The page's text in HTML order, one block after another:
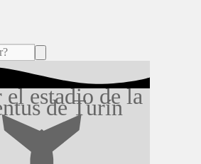
estadio de la
de Turín